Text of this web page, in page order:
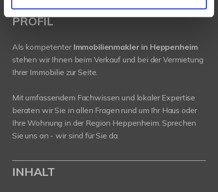
PROFIL
Als kompetenter Immobilienmakler in Heppenheim
stehen wir Ihnen beim Verkauf und bei der Vermietung
Ihrer Immobilie zur Seite.
Mit umfassendem Fachwissen und lokaler Expertise
beraten wir Sie in allen Fragen rund um Ihr Haus oder
Ihre Wohnung in der Region Heppenheim. Sprechen
Sie uns an - wir sind für Sie da.
INHALT